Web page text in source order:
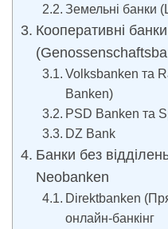
Земельні банки
Кооперативні банки
Volksbanken та
Banken)
PSD Banken та
DZ Bank
Банки без
Neobanken
Direktbanken
онлайн-банкінг